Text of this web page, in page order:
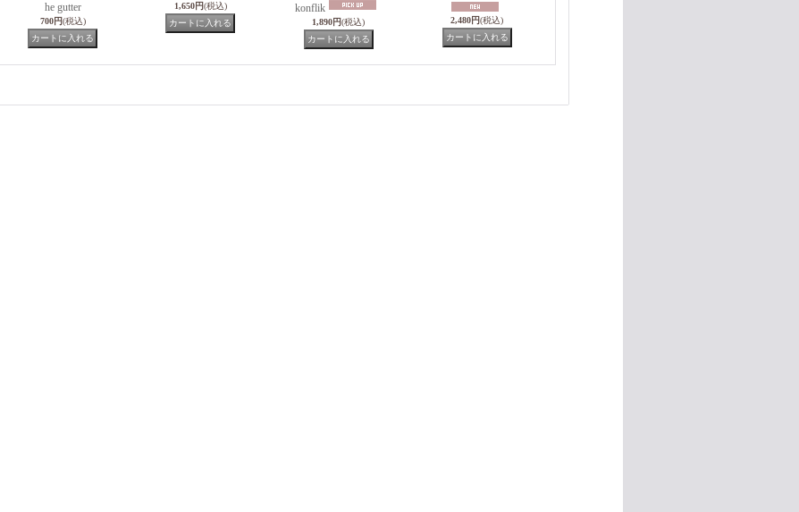
he gutter
700円(税込)
1,650円(税込)
konflik
1,890円(税込) 2,480円(税込)